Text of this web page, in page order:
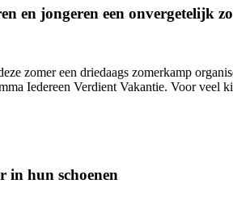
en jongeren een onvergetelijk
zomer een driedaags zomerkamp
Iedereen Verdient Vakantie. Voor veel
in hun schoenen